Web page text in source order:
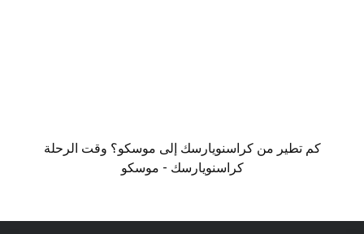
كم تطير من كراسنويارسك إلى موسكو؟ وقت الرحلة
كراسنويارسك - موسكو